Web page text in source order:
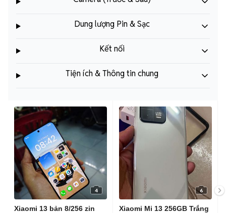
Dung lượng Pin & Sạc
Kết nối
Tiện ích & Thông tin chung
4
Xiaomi 13 bản 8/256 zin
6
Xiaomi Mi 13 256GB Trắng